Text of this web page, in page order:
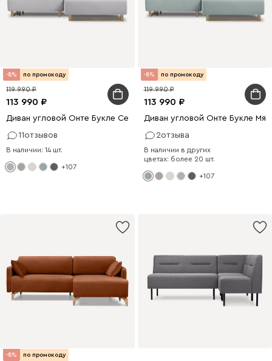
-8% по промокоду
113 990
119 990
Диван угловой Онте Букле Серый
11отзывов
В наличии: 14 шт.
+107
-8% по промокоду
113 990
119 990
Диван угловой Онте Букле
2отзыва
В наличии в других
цветах: более 20 шт.
+107
-8% по промокоду